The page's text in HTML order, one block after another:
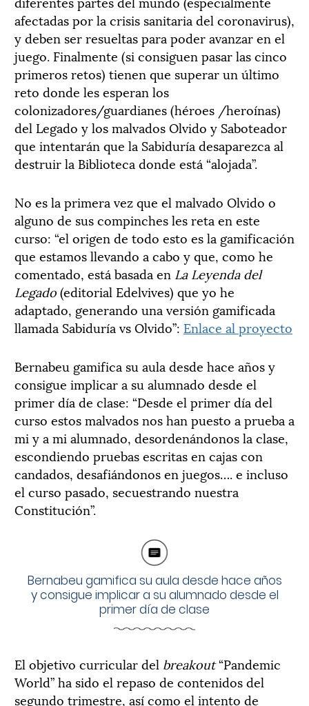
afectadas por la crisis sanitaria del coronavirus),
y deben ser resueltas para poder avanzar en el
juego. Finalmente (si consiguen pasar las cinco
primeros retos) tienen que superar un último
reto donde les esperan los
colonizadores/guardianes (héroes /heroínas)
del Legado y los malvados Olvido y Saboteador
que intentarán que la Sabiduría desaparezca al
destruir la Biblioteca donde está “alojada”.
No es la primera vez que el malvado Olvido o
alguno de sus compinches les reta en este
curso: “el origen de todo esto es la gamificación
que estamos llevando a cabo y que, como he
comentado, está basada en La Leyenda del
Legado(editorial Edelvives) que yo he
adaptado, generando una versión gamificada
llamada Sabiduría vs Olvido”: Enlace al proyecto
Bernabeu gamifica su aula desde hace años y
consigue implicar a su alumnado desde el
primer día de clase: “Desde el primer día del
curso estos malvados nos han puesto a prueba a
mi y a mi alumnado, desordenándonos la clase,
escondiendo pruebas escritas en cajas con
candados, desafiándonos en juegos…. e incluso
el curso pasado, secuestrando nuestra
Constitución”.
Bernabeu gamifica su aula desde hace años
y consigue implicar a su alumnado desde el
primer día de clase
El objetivo curricular del breakout“Pandemic
World” ha sido el repaso de contenidos del
segundo trimestre, así como el intento de